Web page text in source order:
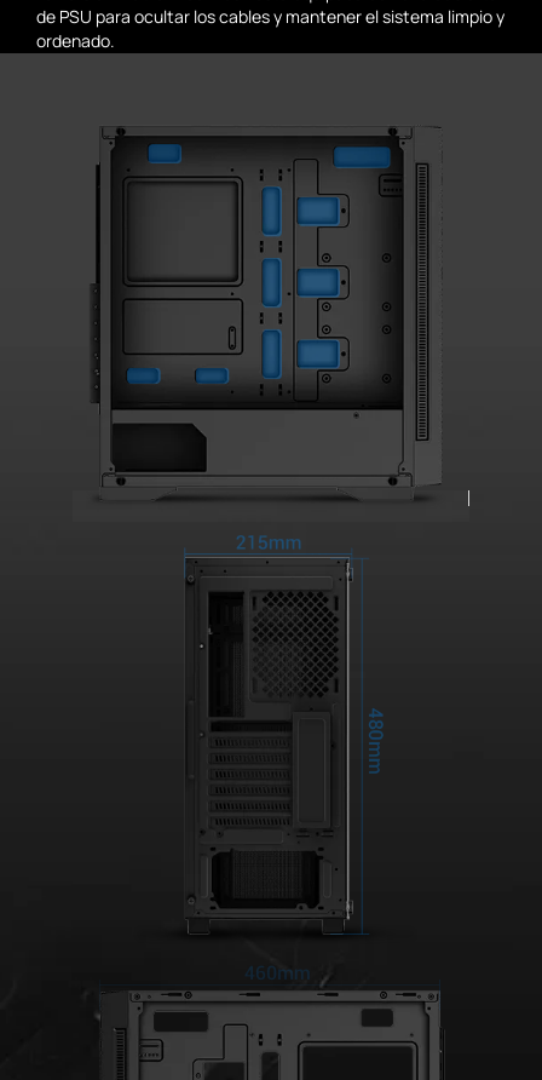
de PSU para ocultar los cables y mantener el sistema limpio y
ordenado.